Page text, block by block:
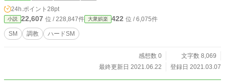
24h.ポイント 28pt
小説 22,607 位 / 228,847件 大衆娯楽 422 位 / 6,075件
SM 調教 ハードSM
感想数 0
文字数 8,069
最終更新日 2021.06.22
登録日 2021.03.07